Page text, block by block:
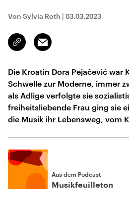
Von Sylvia Roth | 03.03.2023
Link
kopieren/teilen
Email
Die Kroatin Dora Pejačević war
Schwelle zur Moderne, immer
als Adlige verfolgte sie
freiheitsliebende Frau ging sie
die Musik ihr Lebensweg, vom
Aus dem Podcast
Musikfeuilleton